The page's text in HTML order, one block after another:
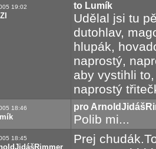
19:02 to Lumík
Udělal jsi tu
dutohlav,
hlupák,
naprostý,
aby vystihli
naprostý
18:46 pro
Polib mi...
18:45
Prej